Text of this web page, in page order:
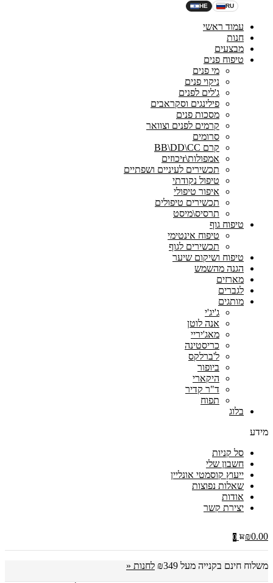
HE RU
עמוד ראשי
חנות
מבצעים
טיפוח פנים
מי פנים
ניקוי פנים
ג'לים לפנים
פילינגים וסקראבים
מסכות פנים
קרמים לפנים וצוואר
סרומים
קרם BB\DD\CC
אמפולות\rיכוזים
תכשירים לעיניים ושפתיים
טיפול נקודתי
איפור טיפולי
תכשירים טיפולים
תרסיס\מיסט
טיפוח גוף
טיפוח אינטימי
תכשירים לגוף
טיפוח ושיקום שיער
הגנה מהשמש
מארזים
לגברים
מותגים
ג'יג'י
אנה לוטן
מאג'יריי
כריסטינה
ל'ברלקס
ביופור
היקארי
ד"ר קדיר
תפוח
בלוג
מידע
סל קניות
חשבון שלי
ייעוץ קוסמטי אונליין
שאלות נפוצות
אודות
יצירת קשר
₪0.00
0
משלוח חינם בקנייה מעל ₪349 לחנות «